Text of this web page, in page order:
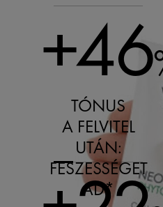
+46
TÓNUS
A FELVITEL
UTÁN:
FESZESSÉGET
AD*